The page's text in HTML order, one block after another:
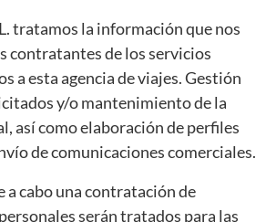
tratamos la información que nos
contratantes de los servicios
a esta agencia de viajes. Gestión
y/o mantenimiento de la
así como elaboración de perfiles
de comunicaciones comerciales.
a cabo una contratación de
serán tratados para las